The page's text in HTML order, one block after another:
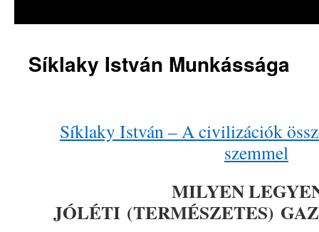
Síklaky István Munkássága
Síklaky István – A civilizációk
szemmel
MILYEN
JÓLÉTI (TERMÉSZETES)